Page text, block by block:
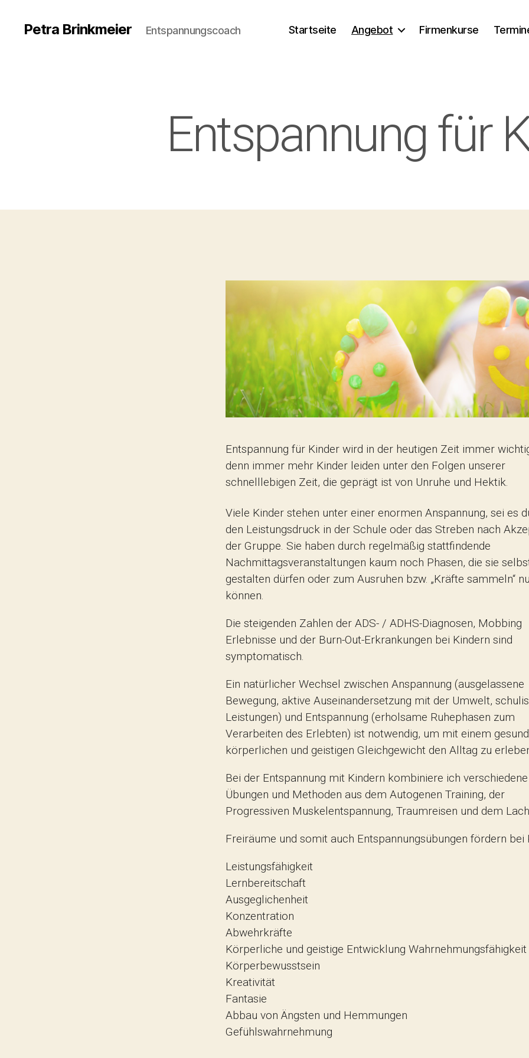
Petra Brinkmeier Entspannungscoach Startseite Angebot Firmenkurse
Entspannung für
Entspannung für Kinder wird in der heutigen Zeit immer
denn immer mehr Kinder leiden unter den Folgen unserer
schnelllebigen Zeit, die geprägt ist von Unruhe und Hektik.
Viele Kinder stehen unter einer enormen Anspannung, sei es
den Leistungsdruck in der Schule oder das Streben nach
der Gruppe. Sie haben durch regelmäßig stattfindende
Nachmittagsveranstaltungen kaum noch Phasen, die sie
gestalten dürfen oder zum Ausruhen bzw. „Kräfte sammeln“
können.
Die steigenden Zahlen der ADS- / ADHS-Diagnosen, Mobbing
Erlebnisse und der Burn-Out-Erkrankungen bei Kindern sind
symptomatisch.
Ein natürlicher Wechsel zwischen Anspannung (ausgelassene
Bewegung, aktive Auseinandersetzung mit der Umwelt,
Leistungen) und Entspannung (erholsame Ruhephasen zum
Verarbeiten des Erlebten) ist notwendig, um mit einem
körperlichen und geistigen Gleichgewicht den Alltag zu
Bei der Entspannung mit Kindern kombiniere ich verschiedene
Übungen und Methoden aus dem Autogenen Training, der
Progressiven Muskelentspannung, Traumreisen und dem
Freiräume und somit auch Entspannungsübungen fördern bei
Leistungsfähigkeit
Lernbereitschaft
Ausgeglichenheit
Konzentration
Abwehrkräfte
Körperliche und geistige Entwicklung Wahrnehmungsfähigkeit
Körperbewusstsein
Kreativität
Fantasie
Abbau von Ängsten und Hemmungen
Gefühlswahrnehmung